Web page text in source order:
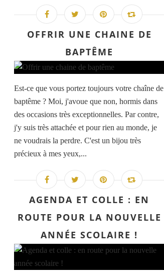
OFFRIR UNE CHAINE DE
BAPTÊME
Est-ce que vous portez toujours votre chaîne de
baptême ? Moi, j'avoue que non, hormis dans
des occasions très exceptionnelles. Par contre,
j'y suis très attachée et pour rien au monde, je
ne voudrais la perdre. C'est un bijou très
précieux à mes yeux,...
AGENDA ET COLLE : EN
ROUTE POUR LA NOUVELLE
ANNÉE SCOLAIRE !